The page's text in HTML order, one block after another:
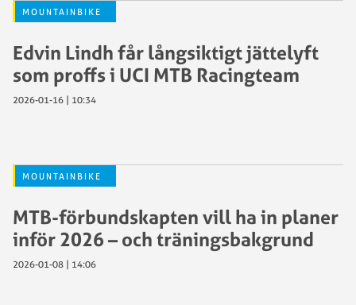
MOUNTAINBIKE
Edvin Lindh får långsiktigt jättelyft
som proffs i UCI MTB Racingteam
2026-01-16 | 10:34
MOUNTAINBIKE
MTB-förbundskapten vill ha in planer
inför 2026 – och träningsbakgrund
2026-01-08 | 14:06